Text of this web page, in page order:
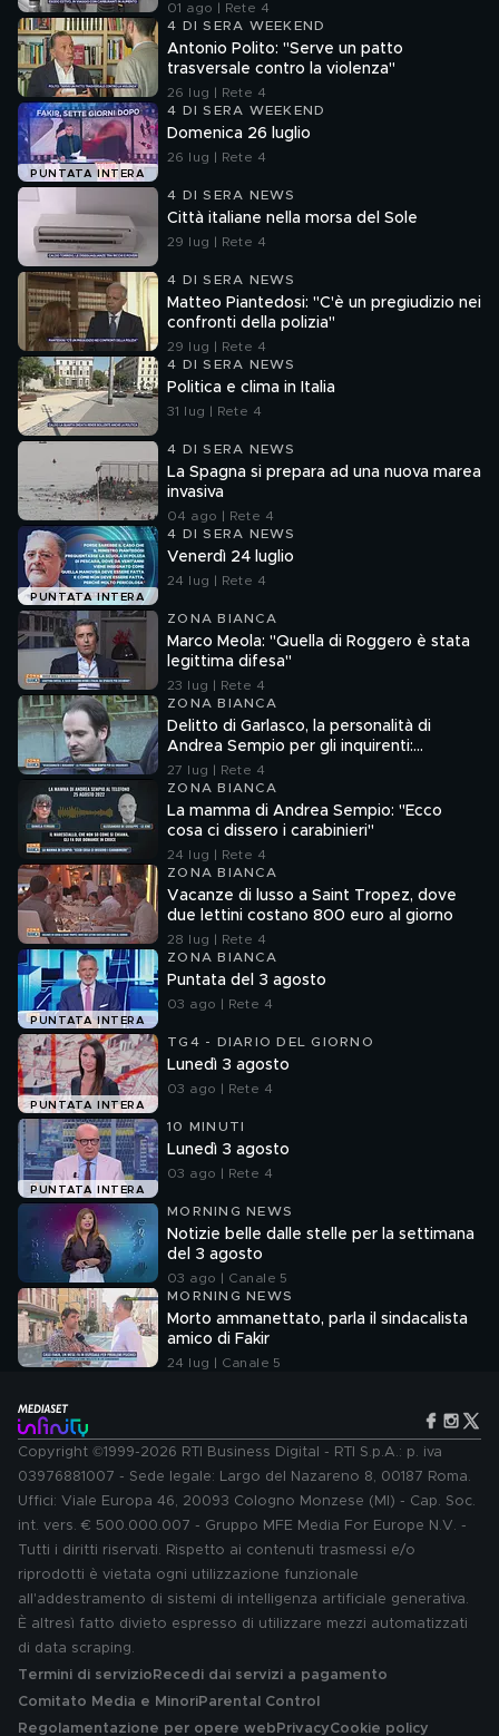
01 ago | Rete 4
4 DI SERA WEEKEND
Antonio Polito: "Serve un patto
trasversale contro la violenza"
26 lug | Rete 4
PUNTATA INTERA
4 DI SERA WEEKEND
Domenica 26 luglio
26 lug | Rete 4
4 DI SERA NEWS
Città italiane nella morsa del Sole
29 lug | Rete 4
4 DI SERA NEWS
Matteo Piantedosi: "C'è un pregiudizio nei
confronti della polizia"
29 lug | Rete 4
4 DI SERA NEWS
Politica e clima in Italia
31 lug | Rete 4
4 DI SERA NEWS
La Spagna si prepara ad una nuova marea
invasiva
04 ago | Rete 4
PUNTATA INTERA
4 DI SERA NEWS
Venerdì 24 luglio
24 lug | Rete 4
ZONA BIANCA
Marco Meola: "Quella di Roggero è stata
legittima difesa"
23 lug | Rete 4
ZONA BIANCA
Delitto di Garlasco, la personalità di
Andrea Sempio per gli inquirenti:
"Ossessionato e bugiardo"
27 lug | Rete 4
ZONA BIANCA
La mamma di Andrea Sempio: "Ecco
cosa ci dissero i carabinieri"
24 lug | Rete 4
ZONA BIANCA
Vacanze di lusso a Saint Tropez, dove
due lettini costano 800 euro al giorno
28 lug | Rete 4
PUNTATA INTERA
ZONA BIANCA
Puntata del 3 agosto
03 ago | Rete 4
PUNTATA INTERA
TG4 - DIARIO DEL GIORNO
Lunedì 3 agosto
03 ago | Rete 4
PUNTATA INTERA
10 MINUTI
Lunedì 3 agosto
03 ago | Rete 4
MORNING NEWS
Notizie belle dalle stelle per la settimana
del 3 agosto
03 ago | Canale 5
MORNING NEWS
Morto ammanettato, parla il sindacalista
amico di Fakir
24 lug | Canale 5
Copyright ©1999-2026 RTI Business Digital - RTI S.p.A.: p. iva
03976881007 - Sede legale: Largo del Nazareno 8, 00187 Roma.
Uffici: Viale Europa 46, 20093 Cologno Monzese (MI) - Cap. Soc.
int. vers. € 500.000.007 - Gruppo MFE Media For Europe N.V. -
Tutti i diritti riservati. Rispetto ai contenuti trasmessi e/o
riprodotti è vietata ogni utilizzazione funzionale
all'addestramento di sistemi di intelligenza artificiale generativa.
È altresì fatto divieto espresso di utilizzare mezzi automatizzati
di data scraping.
Termini di servizio Recedi dai servizi a pagamento
Comitato Media e MinoriParental Control
Regolamentazione per opere web PrivacyCookie policy